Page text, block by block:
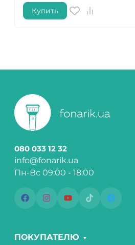
Купить
080 033 12 32
info@fonarik.ua
Пн-Вс 09:00 - 18:00
ПОКУПАТЕЛЮ